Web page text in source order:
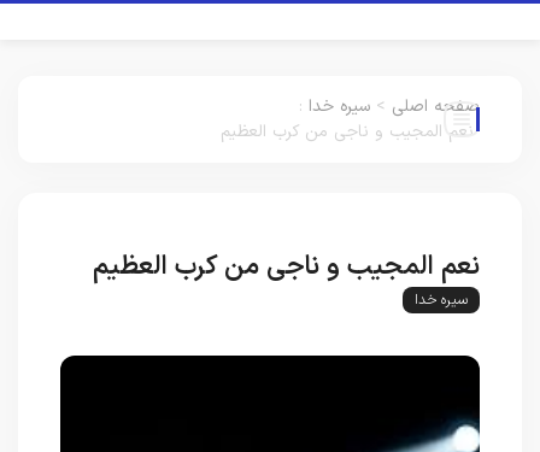
صفحه اصلی > سیره خدا :
نعم المجیب و ناجی من کرب العظیم
نعم المجیب و ناجی من کرب العظیم
سیره خدا